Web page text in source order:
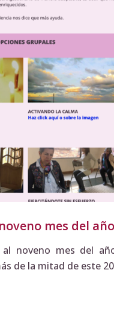
mes del
al noveno mes del
de la mitad de este